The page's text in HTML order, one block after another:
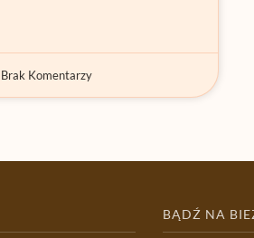
Brak Komentarzy
BĄDŹ NA